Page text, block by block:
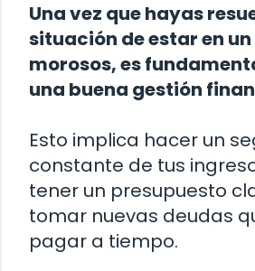
Una vez que hayas
situación de estar en
morosos, es
una buena gestión
Esto implica hacer un
constante de tus
tener un presupuesto
tomar nuevas deudas
pagar a tiempo.